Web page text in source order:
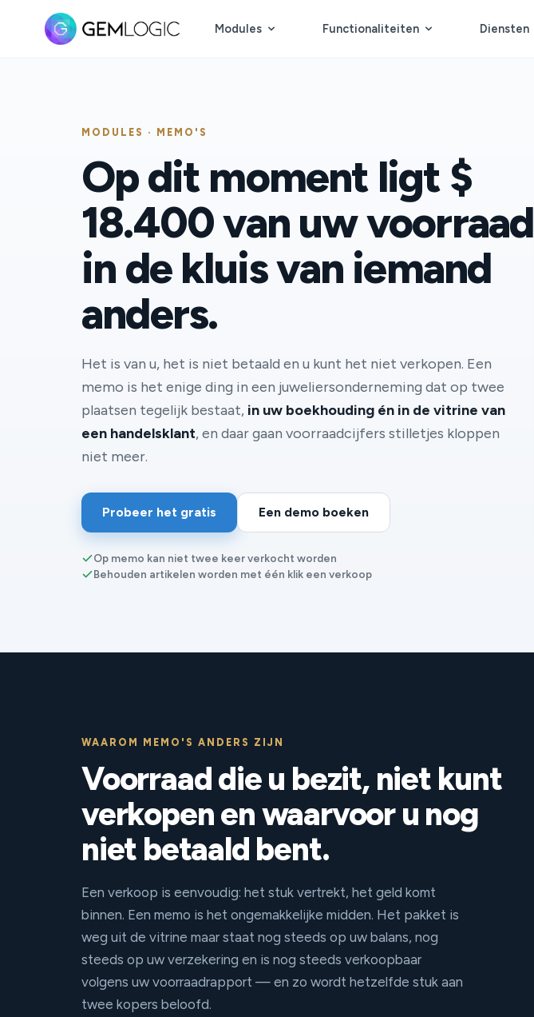
Modules Functionaliteiten Diensten
MODULES · MEMO'S
Op dit moment ligt $
18.400 van uw voorraad
in de kluis van iemand
anders.
Het is van u, het is niet betaald en u kunt het niet verkopen. Een
memo is het enige ding in een juweliersonderneming dat op twee
plaatsen tegelijk bestaat, in uw boekhouding én in de vitrine van
een handelsklant, en daar gaan voorraadcijfers stilletjes kloppen
niet meer.
Probeer het gratis Een demo boeken
Op memo kan niet twee keer verkocht worden
Behouden artikelen worden met één klik een verkoop
WAAROM MEMO'S ANDERS ZIJN
Voorraad die u bezit, niet kunt
verkopen en waarvoor u nog
niet betaald bent.
Een verkoop is eenvoudig: het stuk vertrekt, het geld komt
binnen. Een memo is het ongemakkelijke midden. Het pakket is
weg uit de vitrine maar staat nog steeds op uw balans, nog
steeds op uw verzekering en is nog steeds verkoopbaar
volgens uw voorraadrapport — en zo wordt hetzelfde stuk aan
twee kopers beloofd.